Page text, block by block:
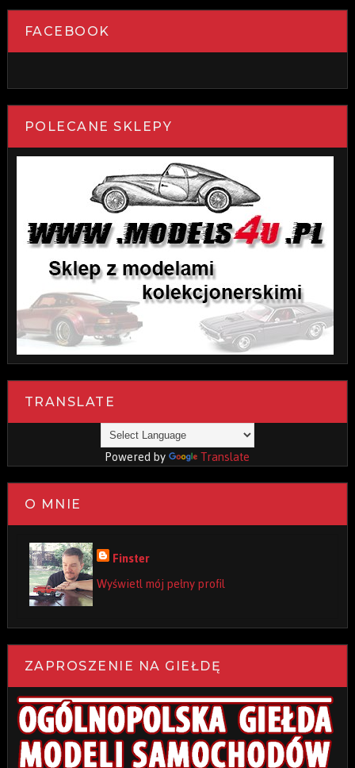
FACEBOOK
POLECANE SKLEPY
TRANSLATE
Powered by Translate
O MNIE
Finster
Wyświetl mój pełny profil
ZAPROSZENIE NA GIEŁDĘ